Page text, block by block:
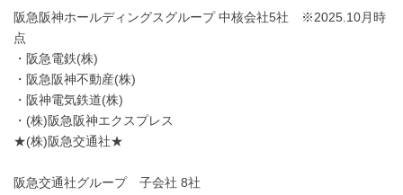
阪急阪神ホールディングスグループ 中核会社5社 ※2025.10月時
点
・阪急電鉄(株)
・阪急阪神不動産(株)
・阪神電気鉄道(株)
・(株)阪急阪神エクスプレス
★(株)阪急交通社★
阪急交通社グループ 子会社 8社